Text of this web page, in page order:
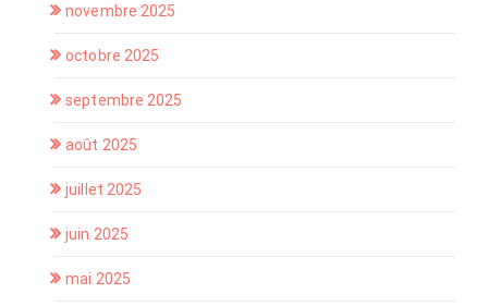
novembre 2025
octobre 2025
septembre 2025
août 2025
juillet 2025
juin 2025
mai 2025